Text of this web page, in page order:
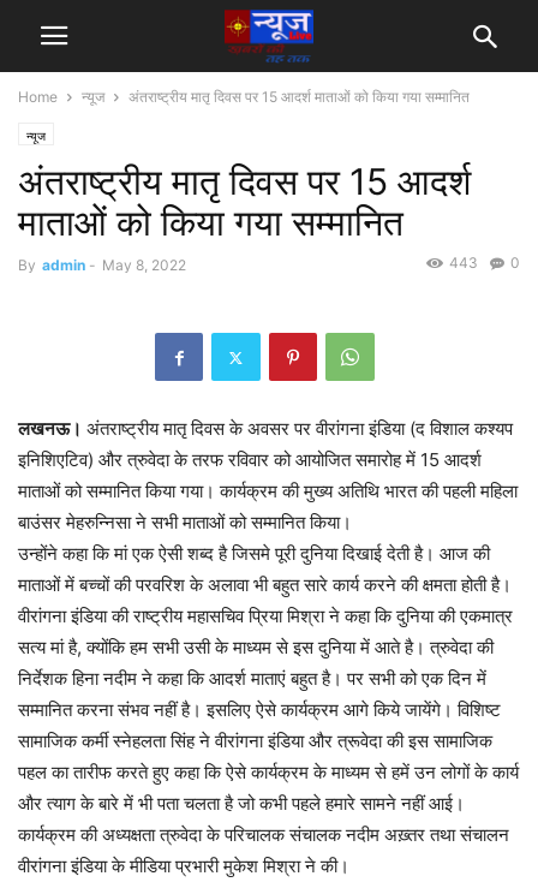
Home न्यूज अंतराष्ट्रीय मातृ दिवस पर 15 आदर्श माताओं को किया गया सम्मानित
न्यूज
अंतराष्ट्रीय मातृ दिवस पर 15 आदर्श
माताओं को किया गया सम्मानित
By admin - May 8, 2022 0
443
लखनऊ। अंतराष्ट्रीय मातृ दिवस के अवसर पर वीरांगना इंडिया (द विशाल कश्यप
इनिशिएटिव) और त्रुवेदा के तरफ रविवार को आयोजित समारोह में 15 आदर्श
माताओं को सम्मानित किया गया। कार्यक्रम की मुख्य अतिथि भारत की पहली महिला
बाउंसर मेहरुन्निसा ने सभी माताओं को सम्मानित किया।
उन्होंने कहा कि मां एक ऐसी शब्द है जिसमे पूरी दुनिया दिखाई देती है। आज की
माताओं में बच्चों की परवरिश के अलावा भी बहुत सारे कार्य करने की क्षमता होती है।
वीरांगना इंडिया की राष्ट्रीय महासचिव प्रिया मिश्रा ने कहा कि दुनिया की एकमात्र
सत्य मां है, क्योंकि हम सभी उसी के माध्यम से इस दुनिया में आते है। त्रुवेदा की
निर्देशक हिना नदीम ने कहा कि आदर्श माताएं बहुत है। पर सभी को एक दिन में
सम्मानित करना संभव नहीं है। इसलिए ऐसे कार्यक्रम आगे किये जायेंगे। विशिष्ट
सामाजिक कर्मी स्नेहलता सिंह ने वीरांगना इंडिया और त्रूवेदा की इस सामाजिक
पहल का तारीफ करते हुए कहा कि ऐसे कार्यक्रम के माध्यम से हमें उन लोगों के कार्य
और त्याग के बारे में भी पता चलता है जो कभी पहले हमारे सामने नहीं आई।
कार्यक्रम की अध्यक्षता त्रुवेदा के परिचालक संचालक नदीम अख़्तर तथा संचालन
वीरांगना इंडिया के मीडिया प्रभारी मुकेश मिश्रा ने की।